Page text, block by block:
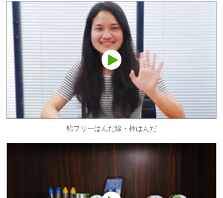
鉛フリーはんだ線・棒はんだ